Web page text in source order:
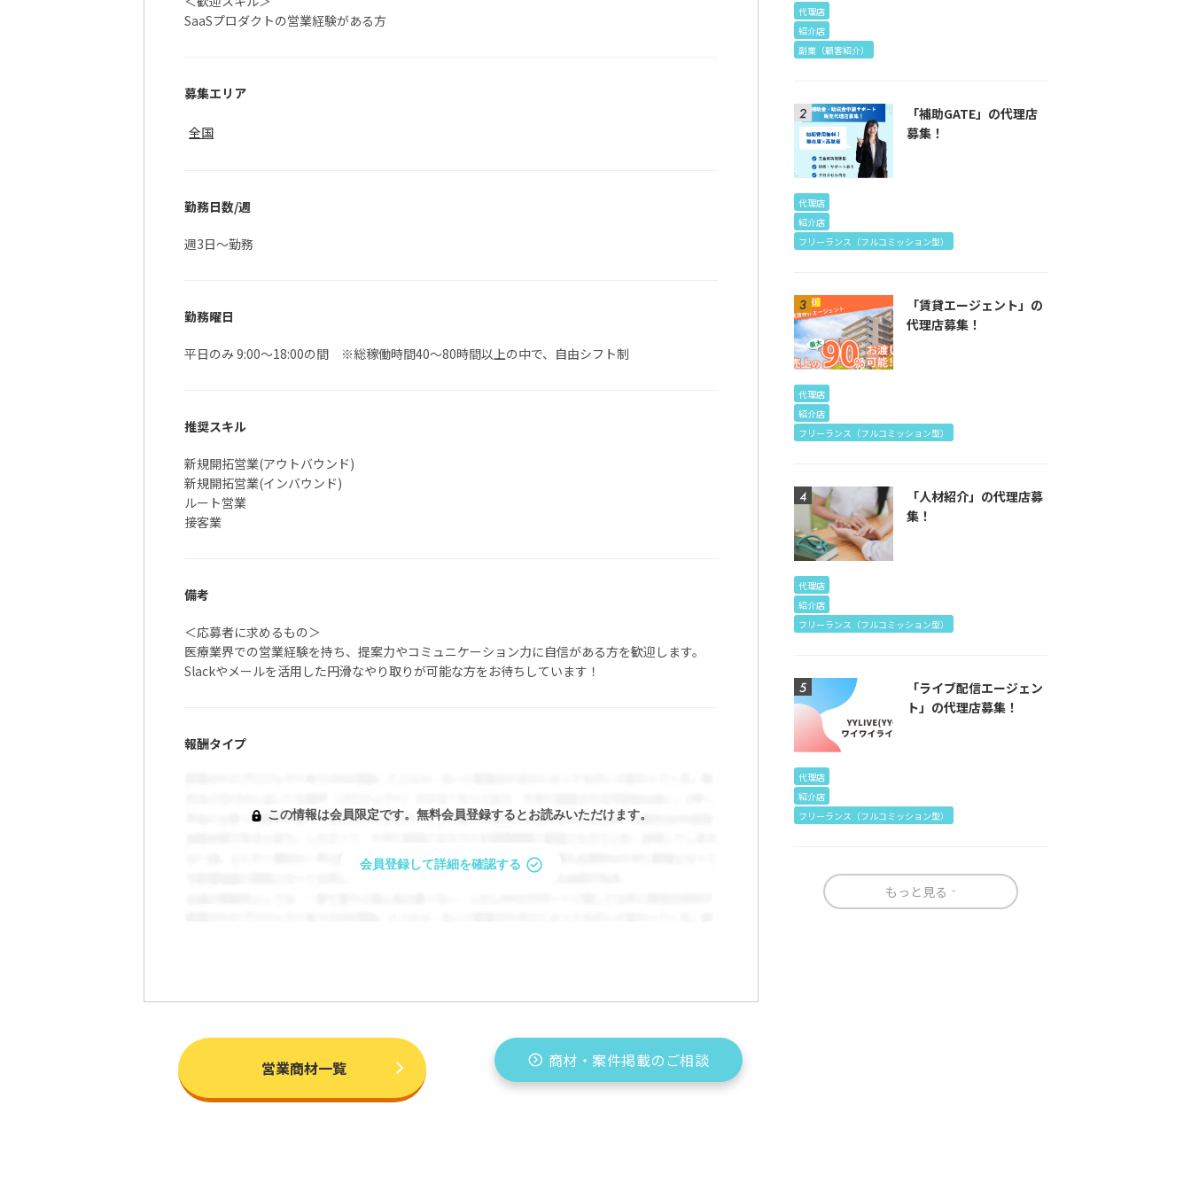
SaaSプロダクトの営業経験がある方
募集エリア
全国
勤務日数/週
週3日〜勤務
勤務曜日
平日のみ 9:00～18:00の間 ※総稼働時間40～80時間以上の中で、自由シフト制
推奨スキル
新規開拓営業(アウトバウンド)
新規開拓営業(インバウンド)
ルート営業
接客業
備考
＜応募者に求めるもの＞
医療業界での営業経験を持ち、提案力やコミュニケーション力に自信がある方を歓迎します。
Slackやメールを活用した円滑なやり取りが可能な方をお待ちしています！
報酬タイプ
この情報は会員限定です。 無料会員登録するとお読みいただけます。
会員登録して詳細を確認する
代理店
紹介店
副業（顧客紹介）
「補助GATE」の代理店
募集！
代理店
紹介店
フリーランス（フルコミッション型）
「賃貸エージェント」の
代理店募集！
代理店
紹介店
フリーランス（フルコミッション型）
「人材紹介」の代理店募
集！
代理店
紹介店
フリーランス（フルコミッション型）
「ライブ配信エージェン
ト」の代理店募集！
代理店
紹介店
フリーランス（フルコミッション型）
もっと見る
営業商材一覧 商材・案件掲載のご相談